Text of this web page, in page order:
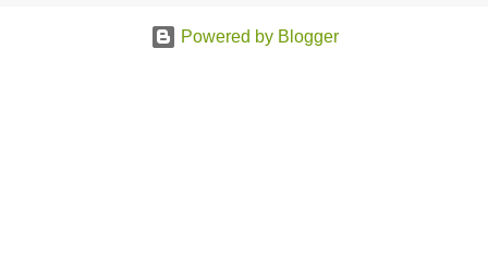
ら、アウトカム志向の診療報酬について社内でディスカッショ
Powered by Blogger